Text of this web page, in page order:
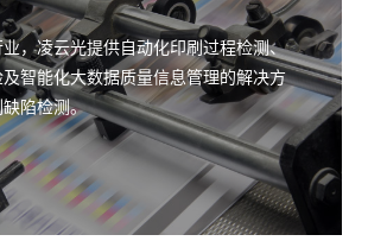
，凌云光提供自动化印刷过程检测、
智能化大数据质量信息管理的解决方
陷检测。